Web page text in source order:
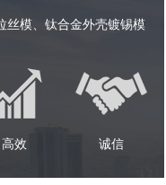
丝模、钛合金外壳镀锡模
高效 诚信